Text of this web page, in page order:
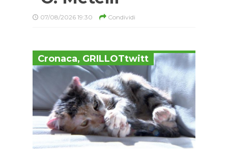
07/08/2026 19:30 Condividi
Cronaca, GRILLOTtwitt